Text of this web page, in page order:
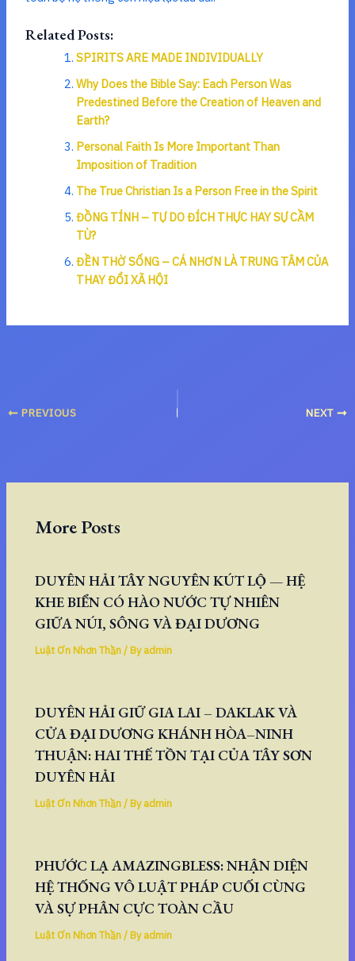
Related Posts:
SPIRITS ARE MADE INDIVIDUALLY
Why Does the Bible Say: Each Person Was
Predestined Before the Creation of Heaven and
Earth?
Personal Faith Is More Important Than
Imposition of Tradition
The True Christian Is a Person Free in the Spirit
ĐỒNG TÍNH – TỰ DO ĐÍCH THỰC HAY SỰ CẦM
TÙ?
ĐỀN THỜ SỐNG – CÁ NHƠN LÀ TRUNG TÂM CỦA
THAY ĐỔI XÃ HỘI
PREVIOUS NEXT
More Posts
DUYÊN HẢI TÂY NGUYÊN KÚT LỘ — HỆ
KHE BIỂN CÓ HÀO NƯỚC TỰ NHIÊN
GIỮA NÚI, SÔNG VÀ ĐẠI DƯƠNG
Luật Ơn Nhơn Thần/ Byadmin
DUYÊN HẢI GIỮ GIA LAI – DAKLAK VÀ
CỬA ĐẠI DƯƠNG KHÁNH HÒA–NINH
THUẬN: HAI THẾ TỒN TẠI CỦA TÂY SƠN
DUYÊN HẢI
Luật Ơn Nhơn Thần/ Byadmin
PHƯỚC LẠ AMAZINGBLESS: NHẬN DIỆN
HỆ THỐNG VÔ LUẬT PHÁP CUỐI CÙNG
VÀ SỰ PHÂN CỰC TOÀN CẦU
Luật Ơn Nhơn Thần/ Byadmin